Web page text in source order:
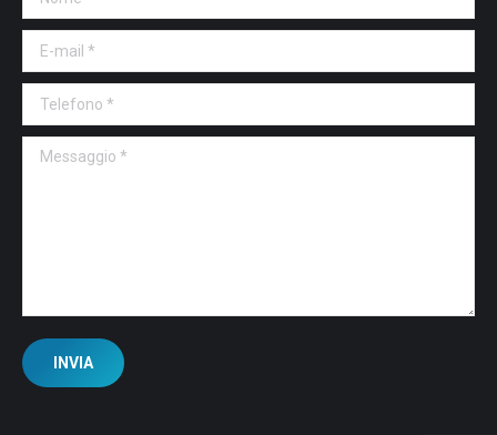
E-mail *
Telefono *
Messaggio *
INVIA